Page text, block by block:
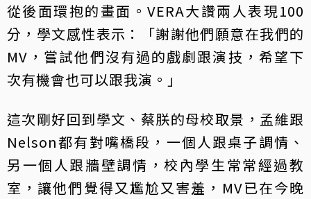
從後面環抱的畫面。VERA大讚兩人表現100
分，學文感性表示：「謝謝他們願意在我們的
MV，嘗試他們沒有過的戲劇跟演技，希望下
次有機會也可以跟我演。」
這次剛好回到學文、蔡朕的母校取景，孟維跟
Nelson都有對嘴橋段，一個人跟桌子調情、
另一個人跟牆壁調情，校內學生常常經過教
室，讓他們覺得又尷尬又害羞，MV已在今晚